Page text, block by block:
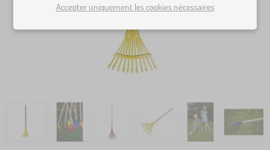
Accepter uniquement les cookies nécessaires